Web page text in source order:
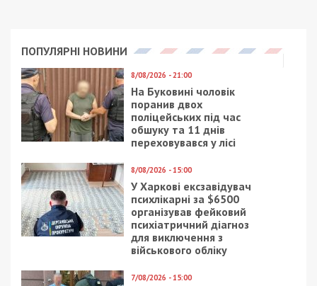
ПОПУЛЯРНІ НОВИНИ
8/08/2026 - 21:00
На Буковині чоловік
поранив двох
поліцейських під час
обшуку та 11 днів
переховувався у лісі
8/08/2026 - 15:00
У Харкові ексзавідувач
психлікарні за $6500
організував фейковий
психіатричний діагноз
для виключення з
військового обліку
7/08/2026 - 15:00